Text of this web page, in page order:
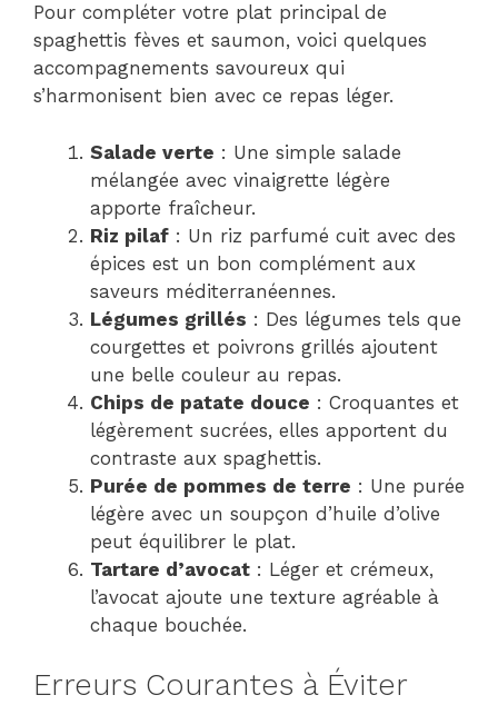
Pour compléter votre plat principal de
spaghettis fèves et saumon, voici quelques
accompagnements savoureux qui
s’harmonisent bien avec ce repas léger.
Salade verte : Une simple salade
mélangée avec vinaigrette légère
apporte fraîcheur.
Riz pilaf : Un riz parfumé cuit avec des
épices est un bon complément aux
saveurs méditerranéennes.
Légumes grillés : Des légumes tels que
courgettes et poivrons grillés ajoutent
une belle couleur au repas.
Chips de patate douce : Croquantes et
légèrement sucrées, elles apportent du
contraste aux spaghettis.
Purée de pommes de terre : Une purée
légère avec un soupçon d’huile d’olive
peut équilibrer le plat.
Tartare d’avocat : Léger et crémeux,
l’avocat ajoute une texture agréable à
chaque bouchée.
Erreurs Courantes à Éviter